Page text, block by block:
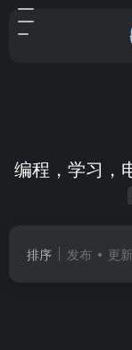
编程，学习，
排序 发布 更新